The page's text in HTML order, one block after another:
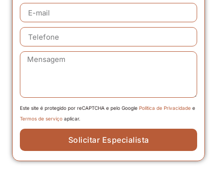
Este site é protegido por reCAPTCHA e pelo Google Política de Privacidade e
Termos de serviço aplicar.
Solicitar Especialista